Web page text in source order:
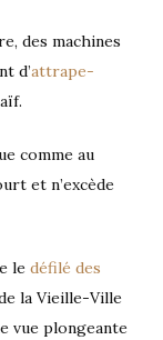
des machines
d’attrape-
comme au
et n’excède
le défilé des
la Vieille-Ville
vue plongeante